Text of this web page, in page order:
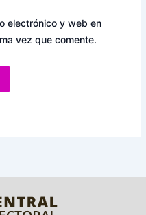
electrónico y web en
vez que comente.